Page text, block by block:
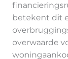
betekent dit
overwaarde